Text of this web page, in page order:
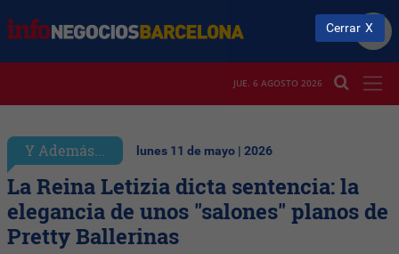
JUE. 6 AGOSTO 2026
Y Además... lunes 11 de mayo | 2026
La Reina Letizia dicta sentencia: la
elegancia de unos "salones" planos de
Pretty Ballerinas
Cerrar